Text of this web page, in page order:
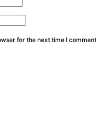
for the next time I